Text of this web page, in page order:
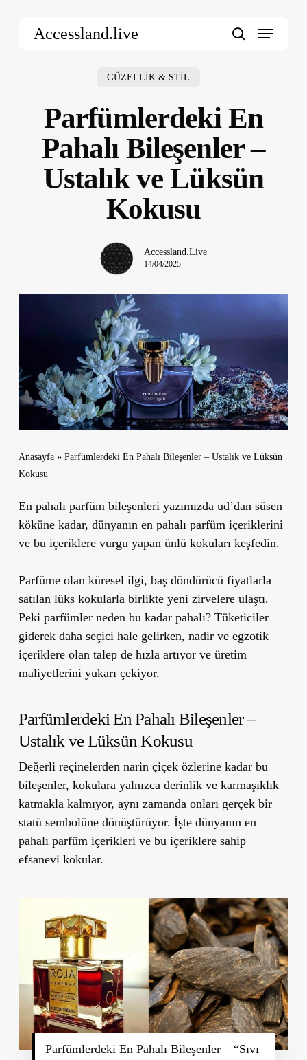
Accessland.live Menu
GÜZELLİK & STİL
Parfümlerdeki En
Pahalı Bileşenler –
Ustalık ve Lüksün
Kokusu
Accessland.Live
14/04/2025
Anasayfa» Parfümlerdeki En Pahalı Bileşenler – Ustalık ve Lüksün
Kokusu
En pahalı parfüm bileşenleri yazımızda ud’dan süsen
köküne kadar, dünyanın en pahalı parfüm içeriklerini
ve bu içeriklere vurgu yapan ünlü kokuları keşfedin.
Parfüme olan küresel ilgi, baş döndürücü fiyatlarla
satılan lüks kokularla birlikte yeni zirvelere ulaştı.
Peki parfümler neden bu kadar pahalı?Tüketiciler
giderek daha seçici hale gelirken, nadir ve egzotik
içeriklere olan talep de hızla artıyor ve üretim
maliyetlerini yukarı çekiyor.
Parfümlerdeki En Pahalı Bileşenler –
Ustalık ve Lüksün Kokusu
Değerli reçinelerden narin çiçek özlerine kadar bu
bileşenler, kokulara yalnızca derinlik ve karmaşıklık
katmakla kalmıyor, aynı zamanda onları gerçek bir
statü sembolüne dönüştürüyor. İşte dünyanın en
pahalı parfüm içerikleri ve bu içeriklere sahip
efsanevi kokular.
Parfümlerdeki En Pahalı Bileşenler – “Sıvı